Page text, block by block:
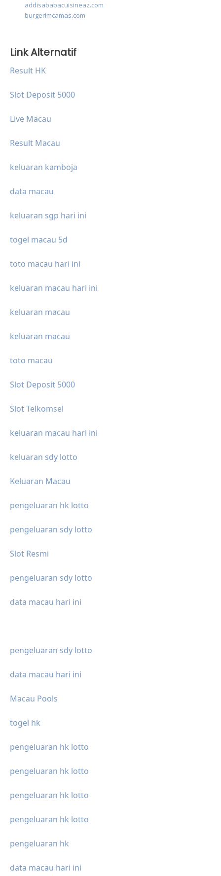
addisababacuisineaz.com
burgerimcamas.com
Link Alternatif
Result HK
Slot Deposit 5000
Live Macau
Result Macau
keluaran kamboja
data macau
keluaran sgp hari ini
togel macau 5d
toto macau hari ini
keluaran macau hari ini
keluaran macau
keluaran macau
toto macau
Slot Deposit 5000
Slot Telkomsel
keluaran macau hari ini
keluaran sdy lotto
Keluaran Macau
pengeluaran hk lotto
pengeluaran sdy lotto
Slot Resmi
pengeluaran sdy lotto
data macau hari ini
pengeluaran sdy lotto
data macau hari ini
Macau Pools
togel hk
pengeluaran hk lotto
pengeluaran hk lotto
pengeluaran hk lotto
pengeluaran hk lotto
pengeluaran hk
data macau hari ini